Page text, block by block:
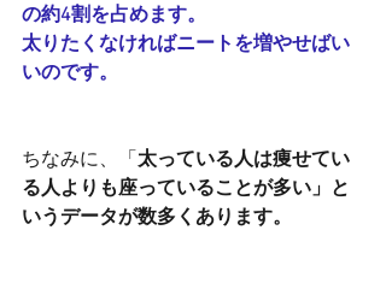
の約4割を占めます。
太りたくなければニートを増やせばい
いのです。
ちなみに、「 太っている人は痩せてい
る人よりも座っていることが多い」と
いうデータが数多くあります。